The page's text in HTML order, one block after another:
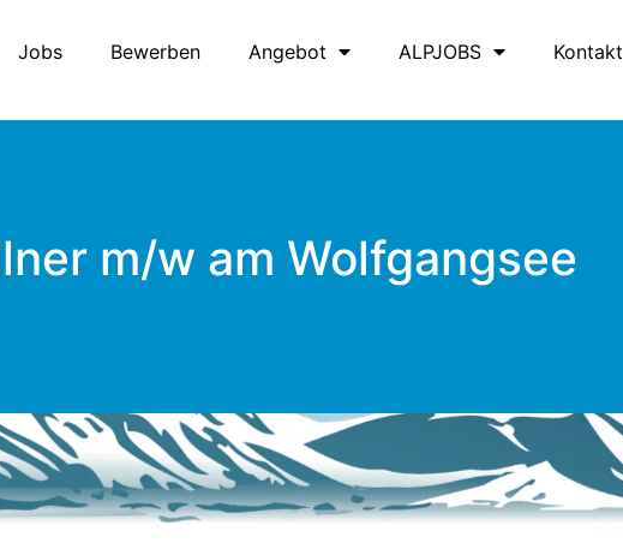
Jobs Bewerben Angebot ALPJOBS Kontakt
m/w am Wolfgangsee